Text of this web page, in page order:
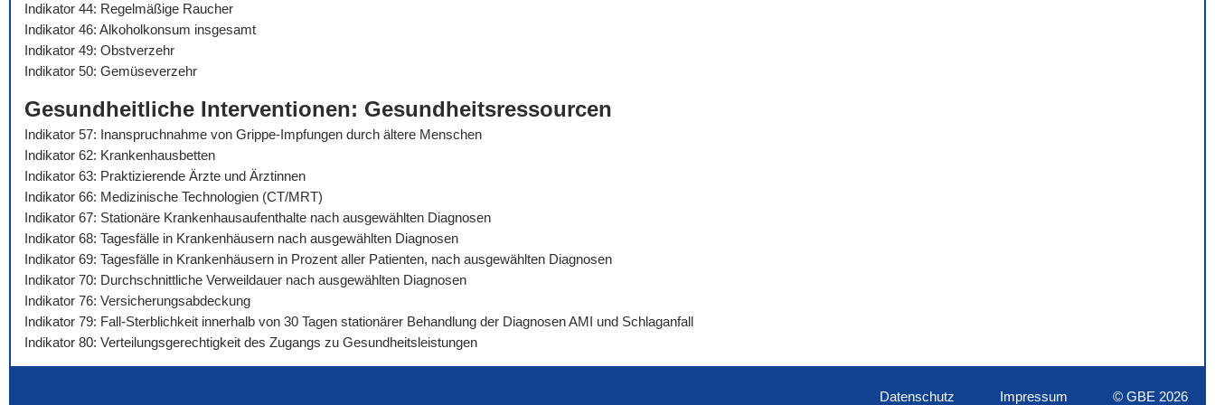
Indikator 44: Regelmäßige Raucher
Indikator 46: Alkoholkonsum insgesamt
Indikator 49: Obstverzehr
Indikator 50: Gemüseverzehr
Gesundheitliche Interventionen: Gesundheitsressourcen
Indikator 57: Inanspruchnahme von Grippe-Impfungen durch ältere Menschen
Indikator 62: Krankenhausbetten
Indikator 63: Praktizierende Ärzte und Ärztinnen
Indikator 66: Medizinische Technologien (CT/MRT)
Indikator 67: Stationäre Krankenhausaufenthalte nach ausgewählten Diagnosen
Indikator 68: Tagesfälle in Krankenhäusern nach ausgewählten Diagnosen
Indikator 69: Tagesfälle in Krankenhäusern in Prozent aller Patienten, nach ausgewählten Diagnosen
Indikator 70: Durchschnittliche Verweildauer nach ausgewählten Diagnosen
Indikator 76: Versicherungsabdeckung
Indikator 79: Fall-Sterblichkeit innerhalb von 30 Tagen stationärer Behandlung der Diagnosen AMI und Schlaganfall
Indikator 80: Verteilungsgerechtigkeit des Zugangs zu Gesundheitsleistungen
Datenschutz Impressum © GBE 2026